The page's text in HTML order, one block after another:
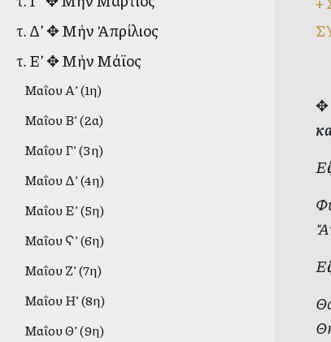
τ. Δ’ ✥ Μὴν Ἀπρίλιος
τ. Ε’ ✥ Μὴν Μάϊος
Μαΐου Α’ (1η)
Μαΐου Β’ (2α)
Μαΐου Γ’ (3η)
Μαΐου Δ’ (4η)
Μαΐου Ε’ (5η)
Μαΐου Ϛ’ (6η)
Μαΐου Ζ’ (7η)
Μαΐου Η’ (8η)
Μαΐου Θ’ (9η)
✥